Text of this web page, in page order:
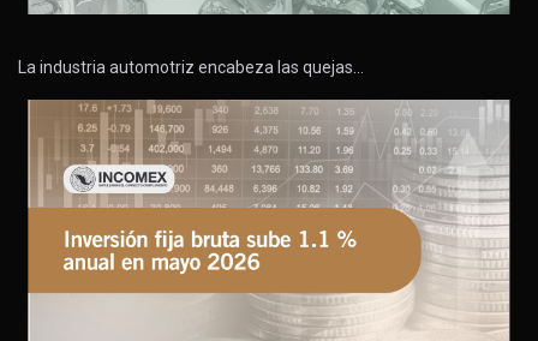
La industria automotriz encabeza las quejas…